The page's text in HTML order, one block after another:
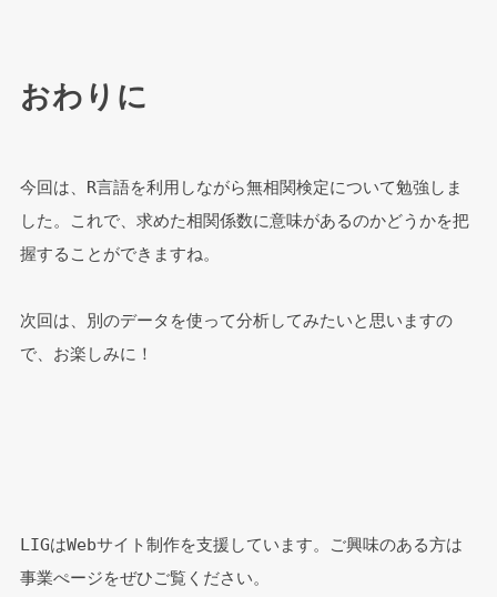
おわりに
今回は、R言語を利用しながら無相関検定について勉強しま
した。これで、求めた相関係数に意味があるのかどうかを把
握することができますね。
次回は、別のデータを使って分析してみたいと思いますの
で、お楽しみに！
LIGはWebサイト制作を支援しています。ご興味のある方は
事業ぺージをぜひご覧ください。